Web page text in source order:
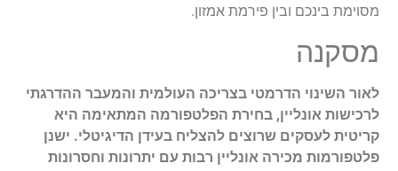
מסוימת בינכם ובין פירמת אמזון.
מסקנה
לאור השינוי הדרמטי בצריכה העולמית והמעבר ההדרגתי
לרכישות אונליין, בחירת הפלטפורמה המתאימה היא
קריטית לעסקים שרוצים להצליח בעידן הדיגיטלי. ישנן
פלטפורמות מכירה אונליין רבות עם יתרונות וחסרונות